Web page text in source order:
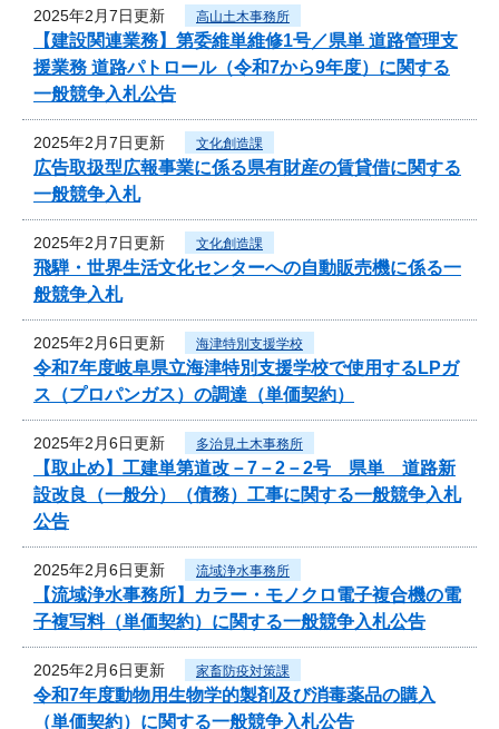
2025年2月7日更新 高山土木事務所
【建設関連業務】第委維単維修1号／県単 道路管理支
援業務 道路パトロール（令和7から9年度）に関する
一般競争入札公告
2025年2月7日更新 文化創造課
広告取扱型広報事業に係る県有財産の賃貸借に関する
一般競争入札
2025年2月7日更新 文化創造課
飛騨・世界生活文化センターへの自動販売機に係る一
般競争入札
2025年2月6日更新 海津特別支援学校
令和7年度岐阜県立海津特別支援学校で使用するLPガ
ス（プロパンガス）の調達（単価契約）
2025年2月6日更新 多治見土木事務所
【取止め】工建単第道改－7－2－2号 県単 道路新
設改良（一般分）（債務）工事に関する一般競争入札
公告
2025年2月6日更新 流域浄水事務所
【流域浄水事務所】カラー・モノクロ電子複合機の電
子複写料（単価契約）に関する一般競争入札公告
2025年2月6日更新 家畜防疫対策課
令和7年度動物用生物学的製剤及び消毒薬品の購入
（単価契約）に関する一般競争入札公告